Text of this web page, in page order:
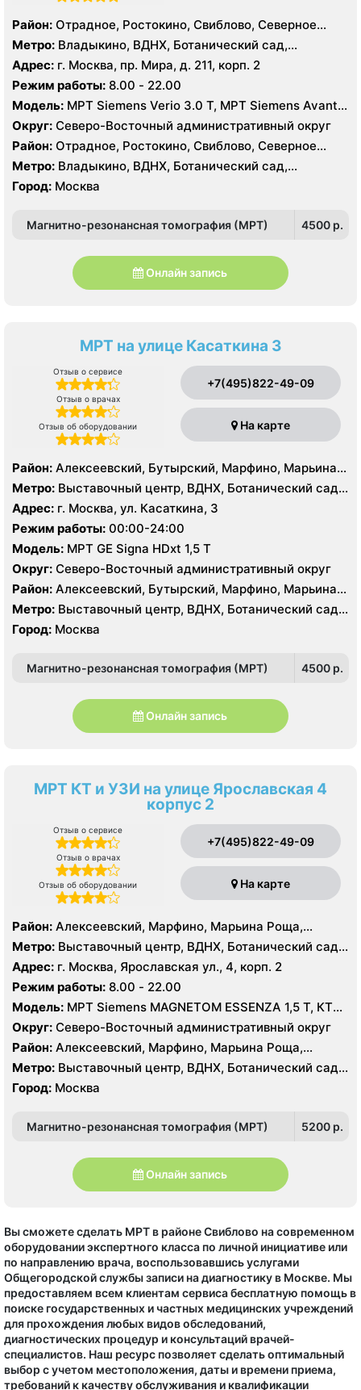
Район: Отрадное, Ростокино, Свиблово, Северное
Медведково, Южное Медведково, Ярославский
Метро: Владыкино, ВДНХ, Ботанический сад,
Белокаменная , Бабушкинская, Отрадное, Ростокино,
Свиблово
Адрес: г. Москва, пр. Мира, д. 211, корп. 2
Режим работы: 8.00 - 22.00
Модель: МРТ Siemens Verio 3.0 Т, МРТ Siemens Avanta
1.5 Т, КТ Siemens Somatom Definition 256 срезов, УЗИ
Esaote MyLab 70
Округ: Северо-Восточный административный округ
Район: Отрадное, Ростокино, Свиблово, Северное
Медведково, Южное Медведково, Ярославский
Метро: Владыкино, ВДНХ, Ботанический сад,
Белокаменная , Бабушкинская, Отрадное, Ростокино,
Свиблово
Город: Москва
Магнитно-резонансная томография (МРТ) 4500 p.
Онлайн запись
МРТ на улице Касаткина 3
Отзыв о сервисе
Отзыв о врачах
Отзыв об оборудовании
+7(495)822-49-09
На карте
Район: Алексеевский, Бутырский, Марфино, Марьина
Роща, Останкинский, Ростокино, Свиблово, Северный,
Северное Медведково, Южное Медведково
Метро: Выставочный центр, ВДНХ, Ботанический сад,
Алексеевская, Ростокино, Телецентр, Улица
Академика Королёва, Улица Милашенкова, Улица
Сергея Эйзенштейна, Фонвизинская
Адрес: г. Москва, ул. Касаткина, 3
Режим работы: 00:00-24:00
Модель: МРТ GE Signa HDxt 1,5 Т
Округ: Северо-Восточный административный округ
Район: Алексеевский, Бутырский, Марфино, Марьина
Роща, Останкинский, Ростокино, Свиблово, Северный,
Северное Медведково, Южное Медведково
Метро: Выставочный центр, ВДНХ, Ботанический сад,
Алексеевская, Ростокино, Телецентр, Улица
Академика Королёва, Улица Милашенкова, Улица
Город: Москва
Магнитно-резонансная томография (МРТ) 4500 p.
Онлайн запись
МРТ КТ и УЗИ на улице Ярославская 4
корпус 2
Отзыв о сервисе
Отзыв о врачах
Отзыв об оборудовании
+7(495)822-49-09
На карте
Район: Алексеевский, Марфино, Марьина Роща,
Останкинский, Ростокино, Свиблово, Северный,
Северное Медведково, Южное Медведково
Метро: Выставочный центр, ВДНХ, Ботанический сад,
Алексеевская, Петровско-Разумовская, Телецентр,
Улица Академика Королёва, Улица Милашенкова,
Фонвизинская
Адрес: г. Москва, Ярославская ул., 4, корп. 2
Режим работы: 8.00 - 22.00
Модель: МРТ Siemens MAGNETOM ESSENZA 1,5 Т, КТ
Siemens Somatom Perspective 128 среза, УЗИ
Округ: Северо-Восточный административный округ
Район: Алексеевский, Марфино, Марьина Роща,
Останкинский, Ростокино, Свиблово, Северный,
Северное Медведково, Южное Медведково
Метро: Выставочный центр, ВДНХ, Ботанический сад,
Алексеевская, Петровско-Разумовская, Телецентр,
Улица Академика Королёва, Улица Милашенкова,
Город: Москва
Магнитно-резонансная томография (МРТ) 5200 p.
Онлайн запись
Вы сможете сделать МРТ в районе Свиблово на современном
оборудовании экспертного класса по личной инициативе или
по направлению врача, воспользовавшись услугами
Общегородской службы записи на диагностику в Москве. Мы
предоставляем всем клиентам сервиса бесплатную помощь в
поиске государственных и частных медицинских учреждений
для прохождения любых видов обследований,
диагностических процедур и консультаций врачей-
специалистов. Наш ресурс позволяет сделать оптимальный
выбор с учетом местоположения, даты и времени приема,
требований к качеству обслуживания и квалификации